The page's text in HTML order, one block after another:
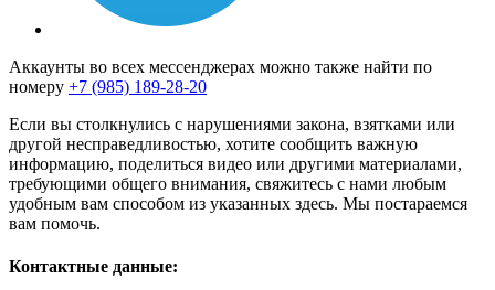
Аккаунты во всех мессенджерах можно также найти по
номеру +7 (985) 189-28-20
Если вы столкнулись с нарушениями закона, взятками или
другой несправедливостью, хотите сообщить важную
информацию, поделиться видео или другими материалами,
требующими общего внимания, свяжитесь с нами любым
удобным вам способом из указанных здесь. Мы постараемся
вам помочь.
Контактные данные: